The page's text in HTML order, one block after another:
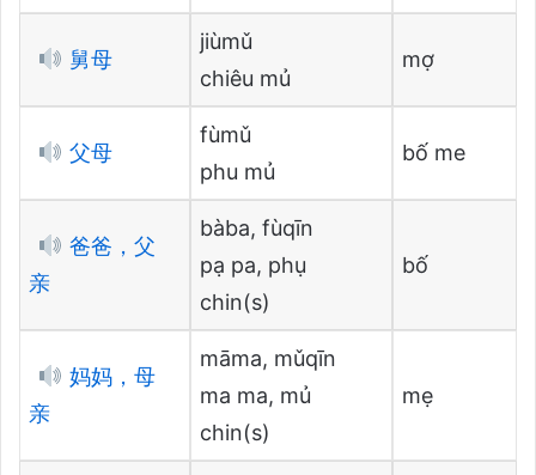
舅母
jiùmǔ
chiêu mủ
mợ
父母
fùmǔ
phu mủ
bố me
爸爸，父
亲
bàba, fùqīn
pạ pa, phụ
chin(s)
bố
妈妈，母
亲
māma, mǔqīn
ma ma, mủ
chin(s)
mẹ